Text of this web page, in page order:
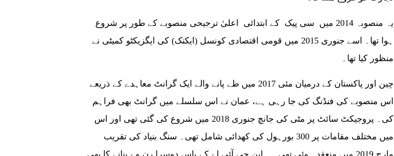
یہ منصوبہ 2014 میں سی پیک کے ابتدائی اعلیٰ ترجیحی منصوبے کے طور پر شروع
ہوا تھا۔ اسے جنوری 2015 میں قومی اقتصادی کونسل (ایکنک) کی ایگزیکٹو کمیٹی نے
منظور کیا تھا۔
چین اور پاکستان کے درمیان مئی 2017 میں طے پانے والے ایک گرانٹ معاہدے کے ذریعے
اس منصوبے کی فنڈنگ کی جا رہی ہے، عمان نے اس سلسلے میں گرانٹ بھی فراہم
کی۔ پروجیکٹ سائٹ پر مٹی کی جانچ جنوری 2018 میں شروع کی گئی تھی اور اس
میں مختلف مقامات پر 300 بورہول کی کھدائی شامل تھی۔ سنگ بنیاد کی تقریب